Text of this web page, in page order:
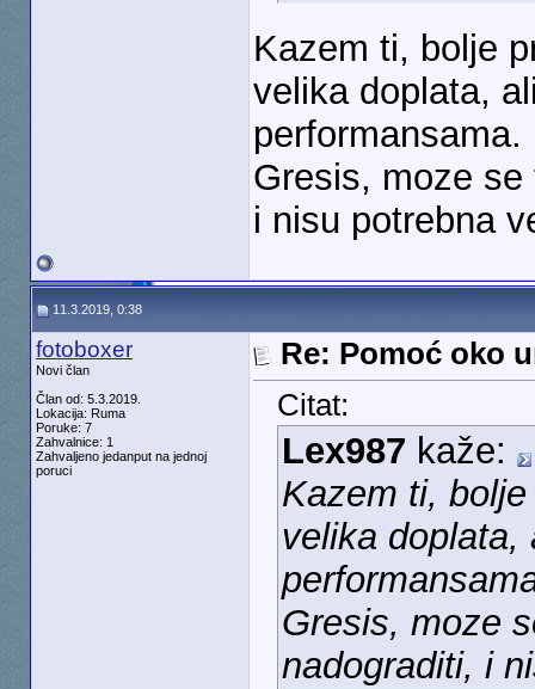
Kazem ti, bolje
velika doplata,
performansama.
Gresis, moze
i nisu potrebna
11.3.2019, 0:38
fotoboxer
Novi član
Član od: 5.3.2019.
Lokacija: Ruma
Poruke: 7
Zahvalnice: 1
Zahvaljeno jedanput na jednoj
poruci
Re: Pomoć oko
Citat:
Lex987 kaže:
Kazem ti,
velika doplata,
Gresis, moze
nadograditi, i